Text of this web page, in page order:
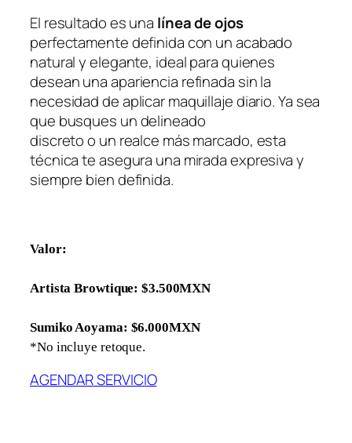
El resultado es una línea de ojos
perfectamente definida con un acabado
natural y elegante, ideal para quienes
desean una apariencia refinada sin la
necesidad de aplicar maquillaje diario. Ya sea
que busques un delineado
discreto o un realce más marcado, esta
técnica te asegura una mirada expresiva y
siempre bien definida.
Valor:
Artista Browtique: $3.500MXN
Sumiko Aoyama: $6.000MXN
*No incluye retoque.
AGENDAR SERVICIO